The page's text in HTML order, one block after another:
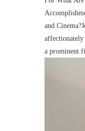
and
affectionately
a prominent